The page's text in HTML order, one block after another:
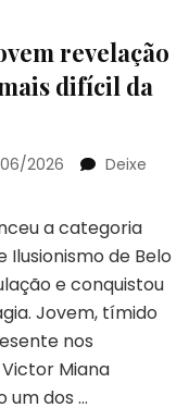
revelação
difícil da
2026
Deixe
a categoria
de Belo
e conquistou
Jovem, tímido
nos
Miana
um dos …